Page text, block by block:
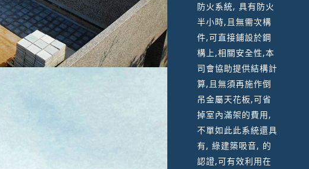
防火系統, 具有防火
半小時,且無需次構
件,可直接鋪設於鋼
構上,相關安全性,本
司會協助提供結構計
算,且無須再施作倒
吊金屬天花板,可省
掉室內滿架的費用,
不單如此此系統還具
有, 綠建築吸音, 的
認證,可有效利用在